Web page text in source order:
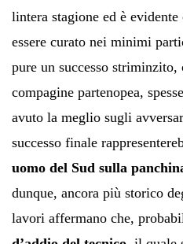
lintera stagione ed è
essere curato nei minimi
pure un successo
compagine partenopea,
avuto la meglio sugli
successo finale
uomo del Sud sulla
dunque, ancora più storico
lavori affermano che,